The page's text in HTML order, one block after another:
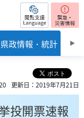
閲覧支援
県政情報・統計
更新日：2019年7月21日
投開票速報